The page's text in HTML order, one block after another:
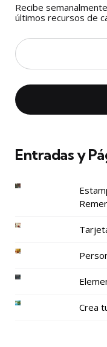
Recibe
últimos recursos de
Entradas y
Crea